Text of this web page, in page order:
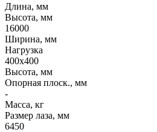
Длина, мм
Высота, мм
16000
Ширина, мм
Нагрузка
400х400
Высота, мм
Опорная плоск., мм
-
Масса, кг
Размер лаза, мм
6450